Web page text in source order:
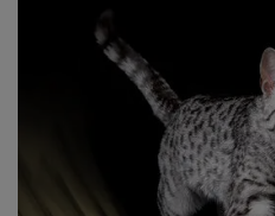
PURINA®
Una gama de dietas
las necesidades de
específicos que